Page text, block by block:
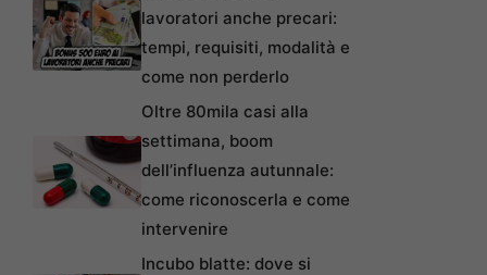
lavoratori anche precari:
tempi, requisiti, modalità e
come non perderlo
Oltre 80mila casi alla
settimana, boom
dell’influenza autunnale:
come riconoscerla e come
intervenire
Incubo blatte: dove si